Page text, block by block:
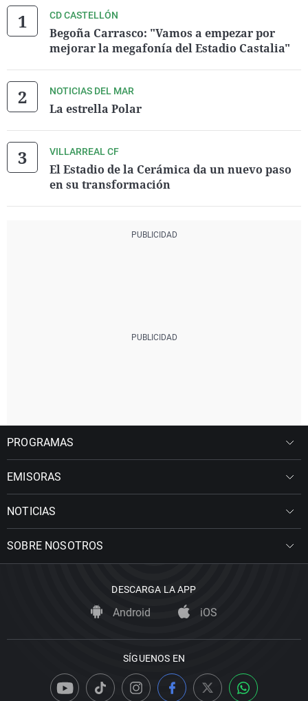
CD CASTELLÓN
Begoña Carrasco: "Vamos a empezar por
mejorar la megafonía del Estadio Castalia"
NOTICIAS DEL MAR
La estrella Polar
VILLARREAL CF
El Estadio de la Cerámica da un nuevo paso
en su transformación
PROGRAMAS
EMISORAS
NOTICIAS
SOBRE NOSOTROS
DESCARGA LA APP
Android iOS
SÍGUENOS EN